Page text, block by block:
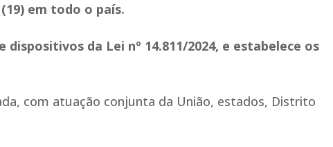
em todo o país​.
da Lei nº 14.811/2024, e estabelece os
com atuação conjunta da União, estados, Distrito